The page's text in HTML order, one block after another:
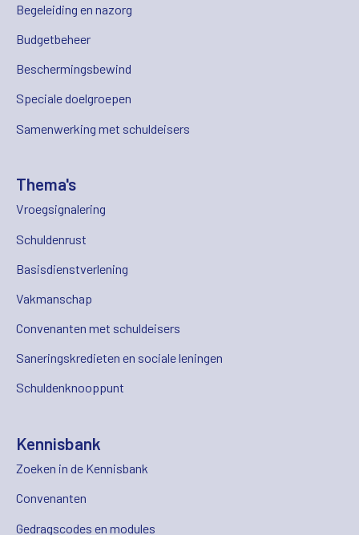
Begeleiding en nazorg
Budgetbeheer
Beschermingsbewind
Speciale doelgroepen
Samenwerking met schuldeisers
Thema's
Vroegsignalering
Schuldenrust
Basisdienstverlening
Vakmanschap
Convenanten met schuldeisers
Saneringskredieten en sociale leningen
Schuldenknooppunt
Kennisbank
Zoeken in de Kennisbank
Convenanten
Gedragscodes en modules